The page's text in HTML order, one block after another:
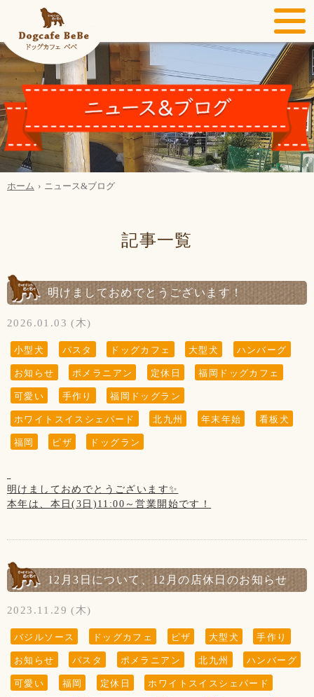
ホーム ニュース&ブログ
記事一覧
明けましておめでとうございます！
2026.01.03 (木)
小型犬 パスタ ドッグカフェ 大型犬 ハンバーグ
お知らせ ポメラニアン 定休日 福岡ドッグカフェ
可愛い 手作り 福岡ドッグラン
ホワイトスイスシェパード 北九州 年末年始 看板犬
福岡 ピザ ドッグラン
明けましておめでとうございます✨
本年は、本日(3日)11:00～営業開始です！
1月の店休日のお知らせです！
【1月の店休日】
8日、15日、22日、29の木曜日と
第3水曜日の21日です
12月3日について、12月の店休日のお知らせ
2023.11.29 (木)
バジルソース ドッグカフェ ピザ 大型犬 手作り
お知らせ パスタ ポメラニアン 北九州 ハンバーグ
可愛い 福岡 定休日 ホワイトスイスシェパード